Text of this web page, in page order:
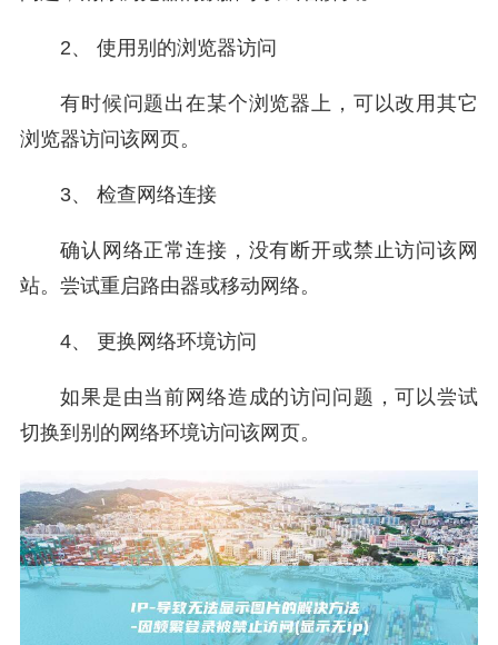
2、 使用别的浏览器访问
有时候问题出在某个浏览器上，可以改用其它
浏览器访问该网页。
3、 检查网络连接
确认网络正常连接，没有断开或禁止访问该网
站。尝试重启路由器或移动网络。
4、 更换网络环境访问
如果是由当前网络造成的访问问题，可以尝试
切换到别的网络环境访问该网页。